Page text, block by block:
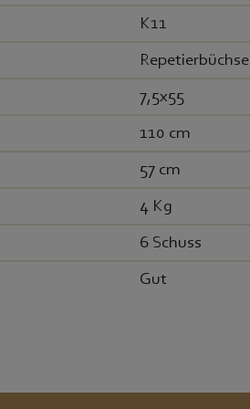
K11
Repetierbüchse
7,5x55
110 cm
57 cm
4 Kg
6 Schuss
Gut